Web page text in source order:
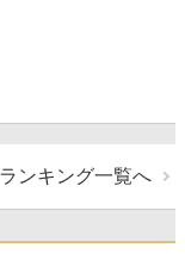
ランキング一覧へ